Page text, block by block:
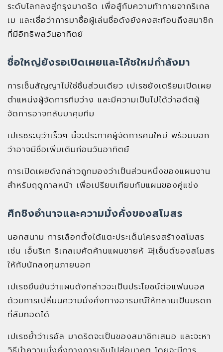
ระดับโลกลงสู่กรุงมาดริด เพื่อสู้กับความท้าทายจากริเกล
เม และเชื่อว่าการมาซื้อผู้เล่นชื่อดังยังคงสะท้อนถึงสมาชิก
ที่มีอิทธิพลวันอาทิตย์
ชื่อใหญ่ยังรอเปิดเผยและโค้ชใหม่กำลังมา
การเซ็นสัญญาไม่ใช่ชิ้นส่วนเดียว เปเรซยังเตรียมเปิดเผย
ตำแหน่งผู้จัดการทีมว่าง และมีความเป็นไปได้ว่าอดีตผู้
จัดการอาจกลับมาคุมทีม
เปเรซระบุว่าเร็วๆ นี้จะประกาศผู้จัดการคนใหม่ พร้อมบอก
ว่าอาจมีชื่อเพิ่มเติมก่อนวันอาทิตย์
การเปิดเผยดังกล่าวถูกมองว่าเป็นส่วนหนึ่งของแผนงาน
สำหรับฤดูกาลหน้า เพื่อเปรียบเทียบกับแผนของคู่แข่ง
ศึกชิงอำนาจและความมั่งคั่งของสโมสร
นอกสนาม การเลือกตั้งได้แตะประเด็นโครงสร้างสโมสร
เช่น เอ็นริเก ริเกลเมคัดค้านแผนขายห้ 퍼เซ็นต์ของสโมสร
ให้กับนักลงทุนภายนอก
เปเรซยืนยันว่าแผนดังกล่าวจะเป็นประโยชน์ต่อแฟนบอล
ด้วยการเปลี่ยนความมั่งคั่งทางอารมณ์ให้กลายเป็นมรดก
ที่สืบทอดได้
เปเรซย้ำว่าเรอัล มาดริดจะเป็นของสมาชิกเสมอ และจะหา